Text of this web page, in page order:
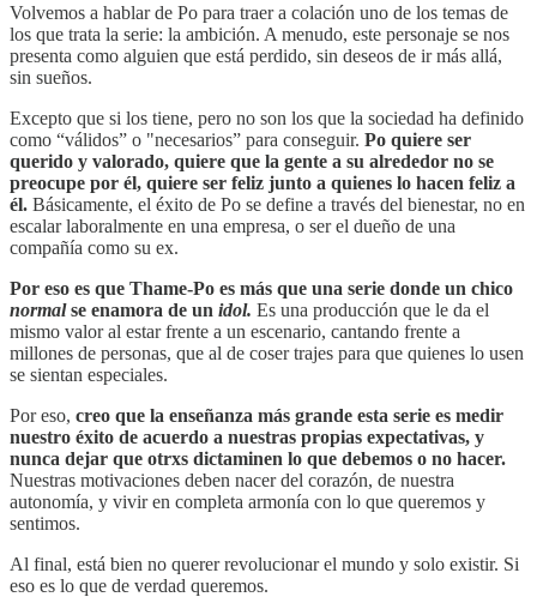
Volvemos a hablar de Po para traer a colación uno de los temas de
los que trata la serie: la ambición. A menudo, este personaje se nos
presenta como alguien que está perdido, sin deseos de ir más allá,
sin sueños.
Excepto que si los tiene, pero no son los que la sociedad ha definido
como “válidos” o "necesarios” para conseguir. Po quiere ser
querido y valorado, quiere que la gente a su alrededor no se
preocupe por él, quiere ser feliz junto a quienes lo hacen feliz a
él. Básicamente, el éxito de Po se define a través del bienestar, no en
escalar laboralmente en una empresa, o ser el dueño de una
compañía como su ex.
Por eso es que Thame-Po es más que una serie donde un chico
normalse enamora de un idol. Es una producción que le da el
mismo valor al estar frente a un escenario, cantando frente a
millones de personas, que al de coser trajes para que quienes lo usen
se sientan especiales.
Por eso, creo que la enseñanza más grande esta serie es medir
nuestro éxito de acuerdo a nuestras propias expectativas, y
nunca dejar que otrxs dictaminen lo que debemos o no hacer.
Nuestras motivaciones deben nacer del corazón, de nuestra
autonomía, y vivir en completa armonía con lo que queremos y
sentimos.
Al final, está bien no querer revolucionar el mundo y solo existir. Si
eso es lo que de verdad queremos.